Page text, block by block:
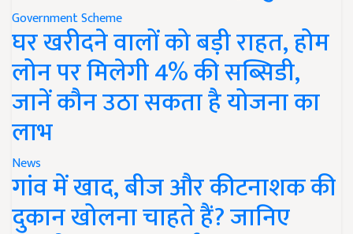
Government Scheme
घर खरीदने वालों को बड़ी राहत, होम
लोन पर मिलेगी 4% की सब्सिडी,
जानें कौन उठा सकता है योजना का
लाभ
News
गांव में खाद, बीज और कीटनाशक की
दुकान खोलना चाहते हैं? जानिए